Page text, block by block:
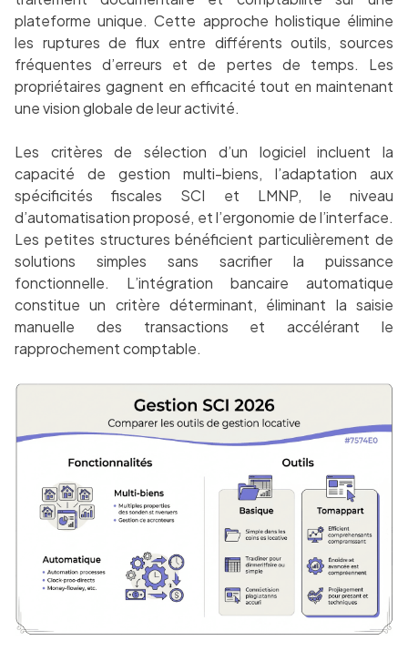
plateforme unique. Cette approche holistique élimine
les ruptures de flux entre différents outils, sources
fréquentes d’erreurs et de pertes de temps. Les
propriétaires gagnent en efficacité tout en maintenant
une vision globale de leur activité.
Les critères de sélection d’un logiciel incluent la
capacité de gestion multi-biens, l’adaptation aux
spécificités fiscales SCI et LMNP, le niveau
d’automatisation proposé, et l’ergonomie de l’interface.
Les petites structures bénéficient particulièrement de
solutions simples sans sacrifier la puissance
fonctionnelle. L’intégration bancaire automatique
constitue un critère déterminant, éliminant la saisie
manuelle des transactions et accélérant le
rapprochement comptable.